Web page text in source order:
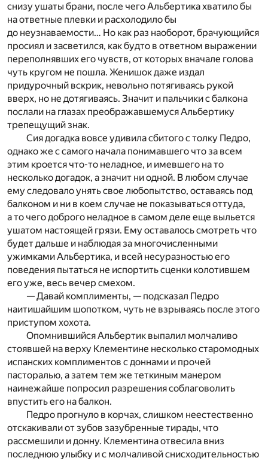
снизу ушаты брани, после чего Альбертика хватило бы
на ответные плевки и расхолодило бы
до неузнаваемости… Но как раз наоборот, брачующийся
просиял и засветился, как будто в ответном выражении
переполнявших его чувств, от которых вначале голова
чуть кругом не пошла. Женишок даже издал
придурочный вскрик, невольно потягиваясь рукой
вверх, но не дотягиваясь. Значит и пальчики с балкона
послали на глазах преображавшемуся Альбертику
трепещущий знак.
Сия догадка вовсе удивила сбитого с толку Педро,
однако же с самого начала понимавшего что за всем
этим кроется что-то неладное, и имевшего на то
несколько догадок, а значит ни одной. В любом случае
ему следовало унять свое любопытство, оставаясь под
балконом и ни в коем случае не показываться оттуда,
а то чего доброго неладное в самом деле еще выльется
ушатом настоящей грязи. Ему оставалось смотреть что
будет дальше и наблюдая за многочисленными
ужимками Альбертика, и всей несуразностью его
поведения пытаться не испортить сценки колотившем
его уже, весь вечер смехом.
— Давай комплименты, — подсказал Педро
наитишайшим шопотком, чуть не взрываясь после этого
приступом хохота.
Опомнившийся Альбертик выпалил молчаливо
стоявшей на верху Клементине несколько старомодных
испанских комплиментов с доннами и прочей
пасторалью, а затем тем же теткиным манером
наинежайше попросил разрешения соблаговолить
впустить его на балкон.
Педро прогнуло в корчах, слишком неестественно
отскакивали от зубов зазубренные тирады, что
рассмешили и донну. Клементина отвесила вниз
последнюю улыбку и с молчаливой снисходительностью